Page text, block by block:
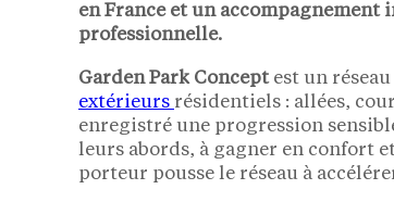
en Franceet un accompagnement
professionnelle.
Garden Park Conceptest un
extérieurs résidentiels : allées,
enregistré une progression
leurs abords, à gagner en confort
porteur pousse le réseau à